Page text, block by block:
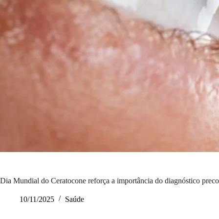
Dia Mundial do Ceratocone reforça a importância do diagnóstico
10/11/2025 Saúde